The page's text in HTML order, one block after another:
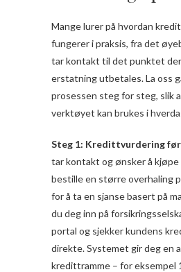
Mange lurer på hvordan
fungerer i praksis, fra det
tar kontakt til det punktet
erstatning utbetales. La oss
prosessen steg for steg, slik
verktøyet kan brukes i
Steg 1: Kredittvurdering før
tar kontakt og ønsker å kjøpe
bestille en større overhaling
for å ta en sjanse basert på
du deg inn på
portal og sjekker kundens
direkte. Systemet gir deg en
kredittramme – for eksempel